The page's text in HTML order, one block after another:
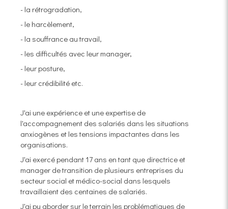
- la rétrogradation,
- le harcèlement,
- la souffrance au travail,
- les difficultés avec leur manager,
- leur posture,
- leur crédibilité etc.
J'ai une expérience et une expertise de
l'accompagnement des salariés dans les situations
anxiogènes et les tensions impactantes dans les
organisations.
J'ai exercé pendant 17 ans en tant que directrice et
manager de transition de plusieurs entreprises du
secteur social et médico-social dans lesquels
travaillaient des centaines de salariés.
J'ai pu aborder sur le terrain les problématiques de